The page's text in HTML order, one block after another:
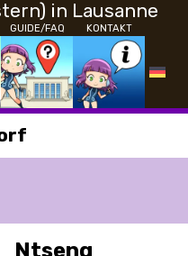
in Lausanne
GUIDE/FAQ KONTAKT
Ntseng